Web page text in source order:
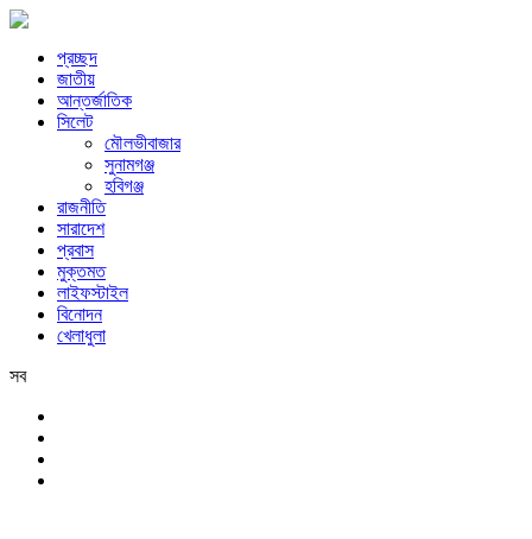
প্রচ্ছদ
জাতীয়
আন্তর্জাতিক
সিলেট
মৌলভীবাজার
সুনামগঞ্জ
হবিগঞ্জ
রাজনীতি
সারাদেশ
প্রবাস
মুক্তমত
লাইফস্টাইল
বিনোদন
খেলাধুলা
সব